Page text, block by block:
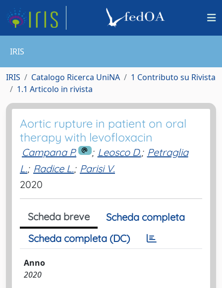
IRIS
IRIS Catalogo Ricerca UniNA
1 Contributo su Rivista
1.1 Articolo in rivista
Aortic rupture in patient on oral
therapy with levofloxacin
Campana P. ; Leosco D.; Petraglia
L.; Radice L.; Parisi V.
2020
Scheda breve
Scheda completa
Scheda completa (DC)
Anno
2020